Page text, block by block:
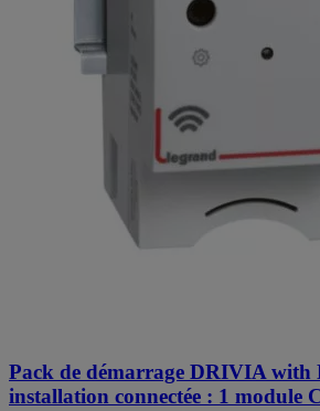
Pack de démarrage DRIVIA with
installation connectée : 1 module